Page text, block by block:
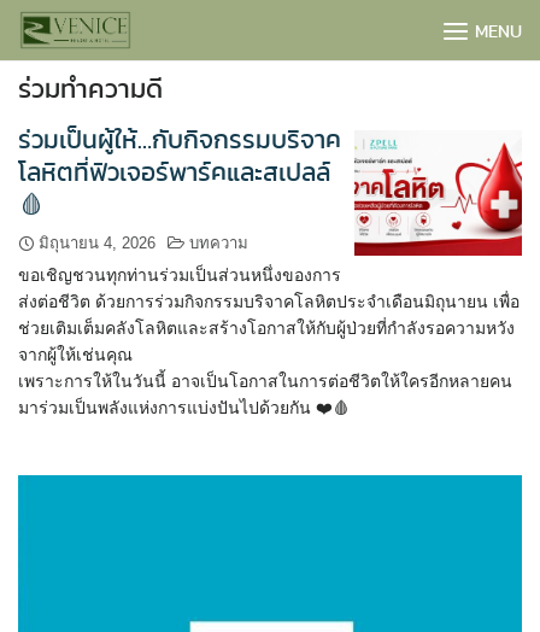
Skip
content
BOOK NOW
MENU
ร่วมทำความดี
ร่วมเป็นผู้ให้…กับกิจกรรมบริจาค
โลหิตที่ฟิวเจอร์พาร์คและสเปลล์
🩸
มิถุนายน 4, 2026 บทความ
ขอเชิญชวนทุกท่านร่วมเป็นส่วนหนึ่งของการ
ส่งต่อชีวิต ด้วยการร่วมกิจกรรมบริจาคโลหิตประจำเดือนมิถุนายน เพื่อ
ช่วยเติมเต็มคลังโลหิตและสร้างโอกาสให้กับผู้ป่วยที่กำลังรอความหวัง
จากผู้ให้เช่นคุณ
เพราะการให้ในวันนี้ อาจเป็นโอกาสในการต่อชีวิตให้ใครอีกหลายคน
มาร่วมเป็นพลังแห่งการแบ่งปันไปด้วยกัน ❤️🩸